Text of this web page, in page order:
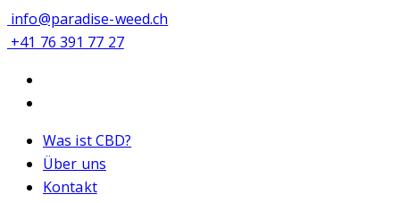
info@paradise-weed.ch
+41 76 391 77 27
Was ist CBD?
Über uns
Kontakt